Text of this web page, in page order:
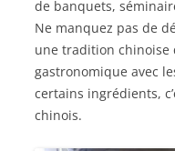
de banquets,
Ne manquez pas de
une tradition chinoise
gastronomique avec
certains ingrédients,
chinois.